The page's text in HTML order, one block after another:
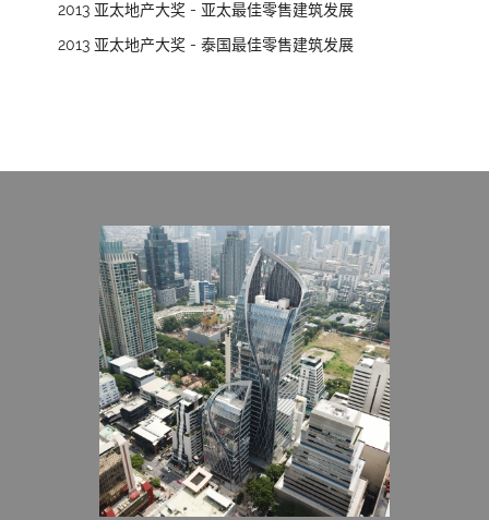
2013 亚太地产大奖 - 亚太最佳零售建筑发展
2013 亚太地产大奖 - 泰国最佳零售建筑发展